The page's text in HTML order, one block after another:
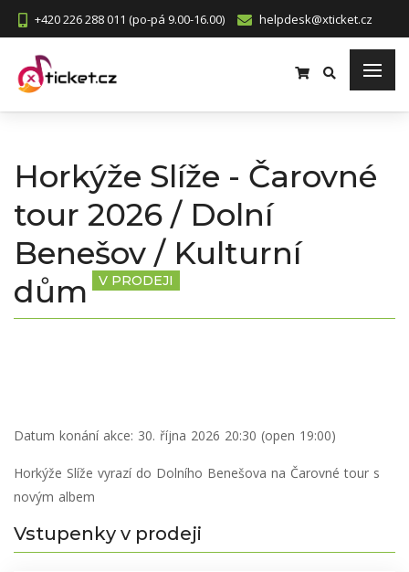
+420 226 288 011 (po-pá 9.00-16.00) helpdesk@xticket.cz
Horkýže Slíže - Čarovné
tour 2026 / Dolní
Benešov / Kulturní
dům
V PRODEJI
Datum konání akce: 30. října 2026 20:30 (open 19:00)
Horkýže Slíže vyrazí do Dolního Benešova na Čarovné tour s
novým albem
Vstupenky v prodeji